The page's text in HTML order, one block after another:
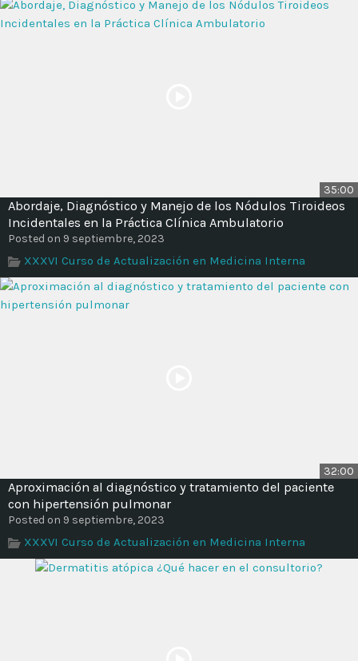
35:00
Abordaje, Diagnóstico y Manejo de los Nódulos Tiroideos
Incidentales en la Práctica Clínica Ambulatorio
Posted on 9 septiembre, 2023
XXXVI Curso de Actualización en Medicina Interna
32:00
Aproximación al diagnóstico y tratamiento del paciente
con hipertensión pulmonar
Posted on 9 septiembre, 2023
XXXVI Curso de Actualización en Medicina Interna